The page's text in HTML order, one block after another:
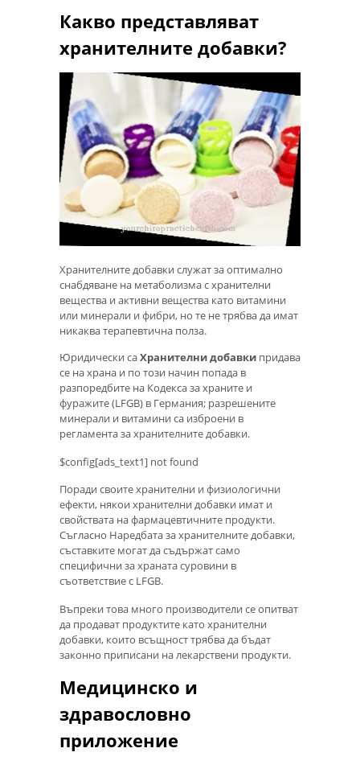
Какво представляват
хранителните добавки?
Хранителните добавки служат за оптимално
снабдяване на метаболизма с хранителни
вещества и активни вещества като витамини
или минерали и фибри, но те не трябва да имат
никаква терапевтична полза.
Юридически саХранителни добавки придава
се на храна и по този начин попада в
разпоредбите на Кодекса за храните и
фуражите (LFGB) в Германия; разрешените
минерали и витамини са изброени в
регламента за хранителните добавки.
$config[ads_text1] not found
Поради своите хранителни и физиологични
ефекти, някои хранителни добавки имат и
свойствата на фармацевтичните продукти.
Съгласно Наредбата за хранителните добавки,
съставките могат да съдържат само
специфични за храната суровини в
съответствие с LFGB.
Въпреки това много производители се опитват
да продават продуктите като хранителни
добавки, които всъщност трябва да бъдат
законно приписани на лекарствени продукти.
Медицинско и
здравословно
приложение